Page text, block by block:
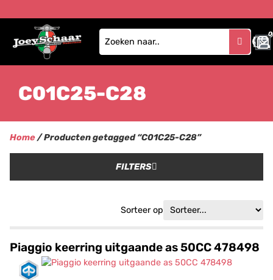
0
0
C01C25-C28
Home/ Producten getagged “C01C25-C28”
FILTERS
Sorteer op
Piaggio keerring uitgaande as 50CC 478498